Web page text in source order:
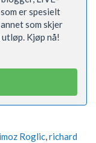
er spesielt
som skjer
Kjøp nå!
Roglic,richard